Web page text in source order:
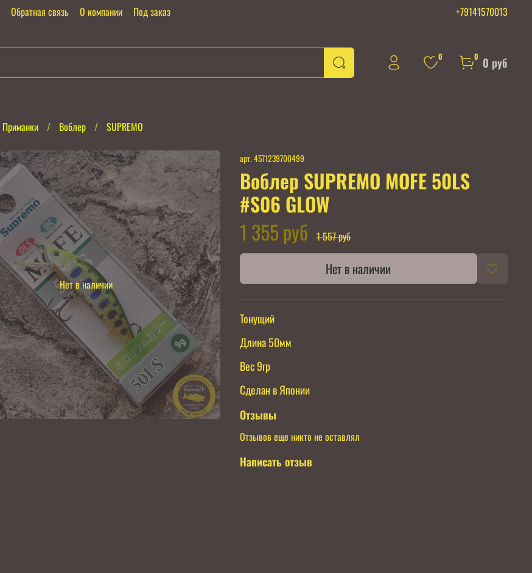
Обратная связь О компании Под заказ +79141570013
0 0 0 руб
Приманки Воблер SUPREMO
Нет в наличии
арт. 4571239700499
Воблер SUPREMO MOFE 50LS
#S06 GLOW
1 355 руб
1 557 руб
Нет в наличии
Тонущий
Длина 50мм
Вес 9гр
Сделан в Японии
Отзывы
Отзывов еще никто не оставлял
Написать отзыв